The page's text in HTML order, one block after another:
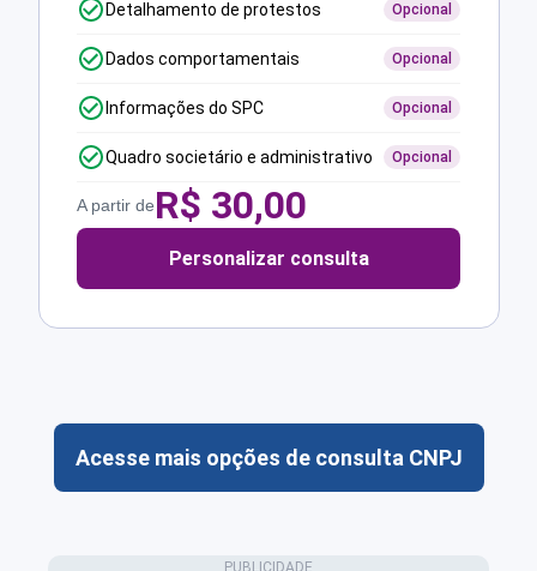
Detalhamento de protestos Opcional
Dados comportamentais Opcional
Informações do SPC Opcional
Quadro societário e administrativo Opcional
A partir deR$ 30,00
Personalizar consulta
Acesse mais opções de consulta CNPJ